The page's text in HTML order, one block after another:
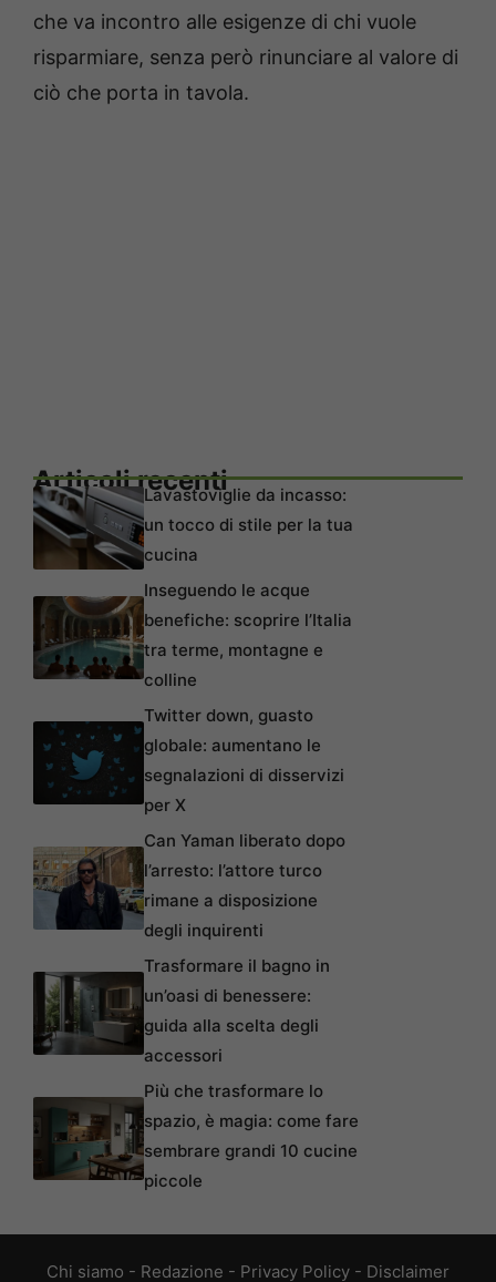
che va incontro alle esigenze di chi vuole
risparmiare, senza però rinunciare al valore di
ciò che porta in tavola.
Articoli recentiLavastoviglie da incasso:
un tocco di stile per la tua
cucina
Inseguendo le acque
benefiche: scoprire l’Italia
tra terme, montagne e
colline
Twitter down, guasto
globale: aumentano le
segnalazioni di disservizi
per X
Can Yaman liberato dopo
l’arresto: l’attore turco
rimane a disposizione
degli inquirenti
Trasformare il bagno in
un’oasi di benessere:
guida alla scelta degli
accessori
Più che trasformare lo
spazio, è magia: come fare
sembrare grandi 10 cucine
piccole
Chi siamo - Redazione - Privacy Policy - Disclaimer